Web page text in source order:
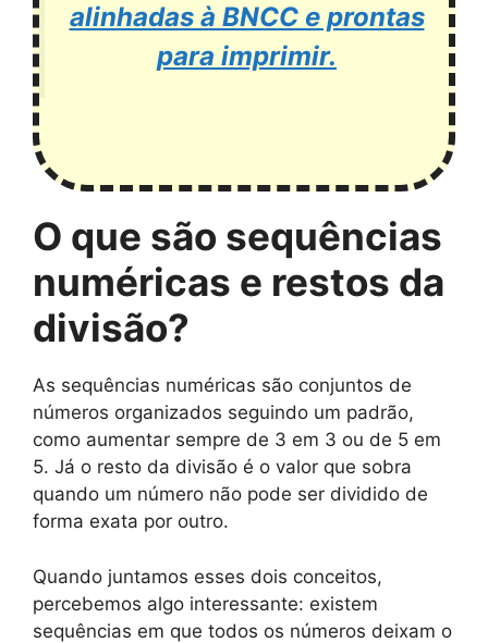
alinhadas à BNCC e prontas
para imprimir.
O que são sequências
numéricas e restos da
divisão?
As sequências numéricas são conjuntos de
números organizados seguindo um padrão,
como aumentar sempre de 3 em 3 ou de 5 em
5. Já o resto da divisão é o valor que sobra
quando um número não pode ser dividido de
forma exata por outro.
Quando juntamos esses dois conceitos,
percebemos algo interessante: existem
sequências em que todos os números deixam o